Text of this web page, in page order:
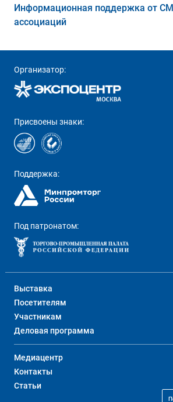
Информационная поддержка от
ассоциаций
Организатор:
Присвоены знаки:
Поддержка:
Под патронатом:
Выставка
Посетителям
Участникам
Деловая программа
Медиацентр
Контакты
Статьи